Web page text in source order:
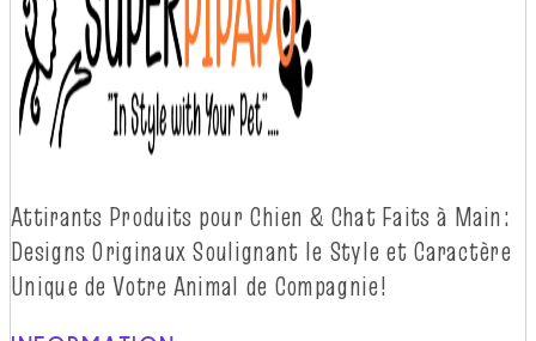
Attirants Produits pour Chien & Chat Faits à Main:
Designs Originaux Soulignant le Style et Caractère
Unique de Votre Animal de Compagnie!